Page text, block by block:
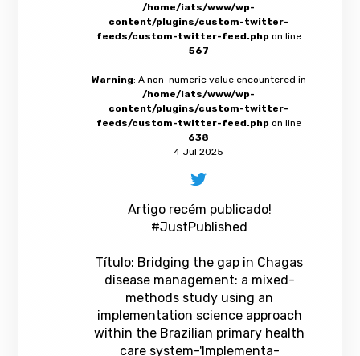
/home/iats/www/wp-
content/plugins/custom-twitter-
feeds/custom-twitter-feed.php on line
567
Warning: A non-numeric value encountered in
/home/iats/www/wp-
content/plugins/custom-twitter-
feeds/custom-twitter-feed.php on line
638
4 Jul 2025
Artigo recém publicado!
#JustPublished
Título: Bridging the gap in Chagas
disease management: a mixed-
methods study using an
implementation science approach
within the Brazilian primary health
care system-'Implementa-